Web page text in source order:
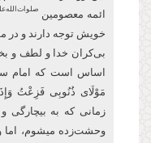
ائمه معصومین
خویش توجه دارند و در
بی‌کران خدا و لطف و
اساس است كه امام
مَوْلَای ذُنُوبِی فَزِعْتُ
زمانی که به بیچارگی و
وحشت‌زده می‏شوم، اما